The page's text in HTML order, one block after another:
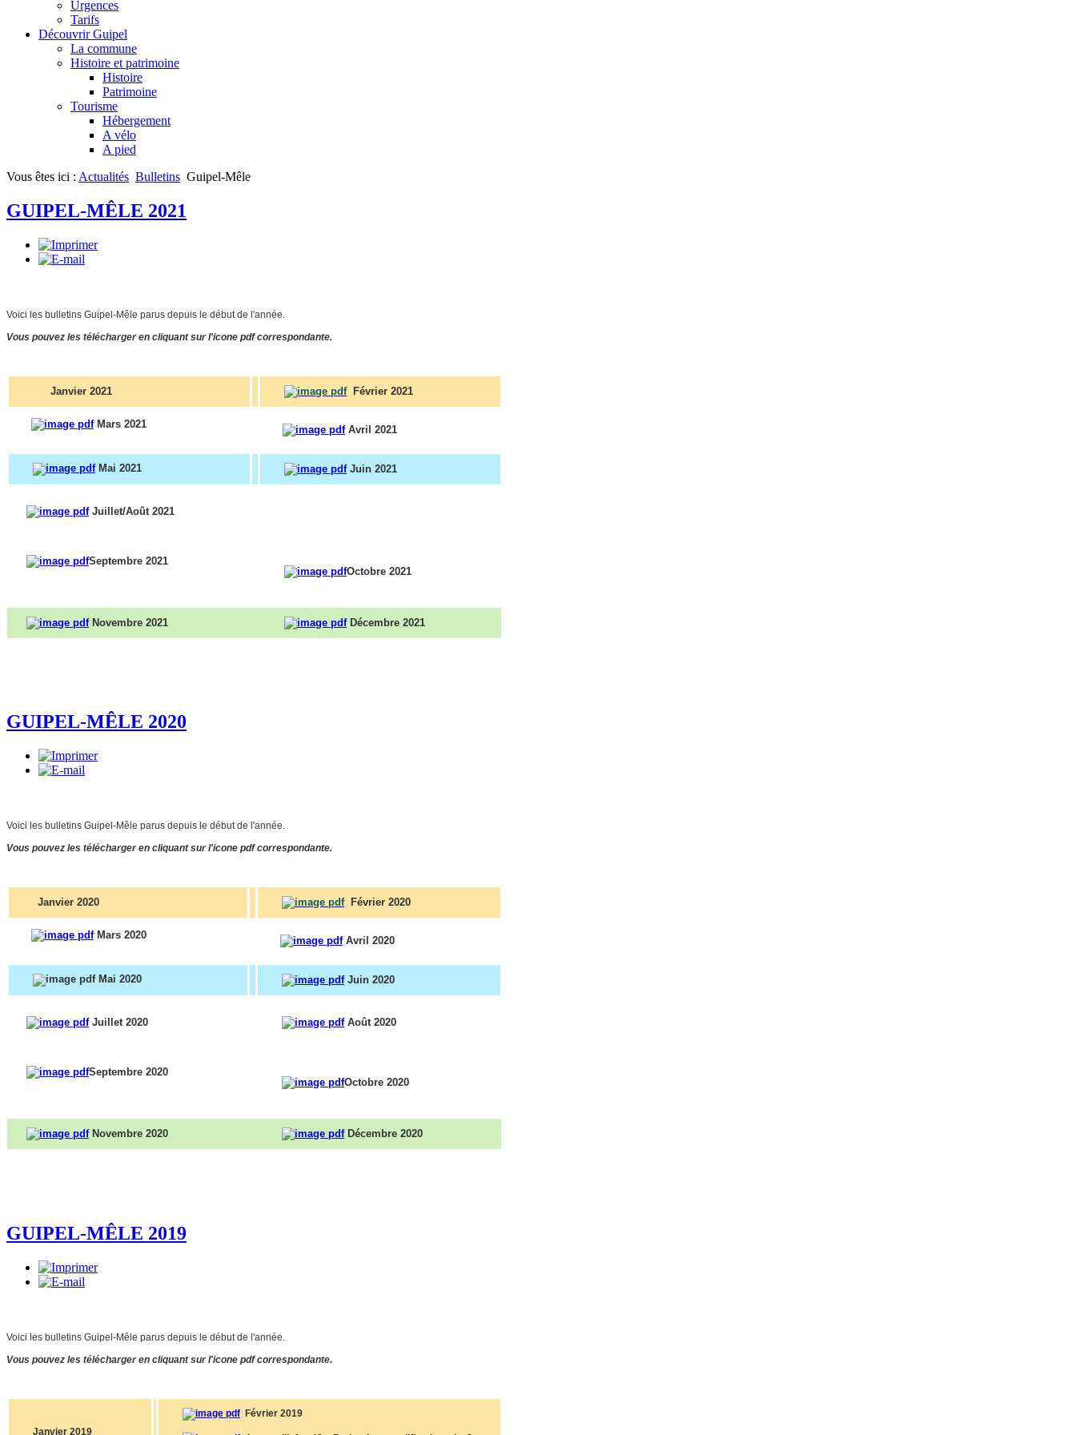
Urgences
Tarifs
Découvrir Guipel
La commune
Histoire et patrimoine
Histoire
Patrimoine
Tourisme
Hébergement
A vélo
A pied
Vous êtes ici : Actualités Bulletins Guipel-Mêle
GUIPEL-MÊLE 2021
Voici les bulletins Guipel-Mêle parus depuis le début de l'année.
Vous pouvez les télécharger en cliquant sur l'icone pdf correspondante.
Janvier 2021 Février 2021
Mars 2021 Avril 2021
Mai 2021 Juin 2021
Juillet/Août 2021
Septembre 2021
Octobre 2021
Novembre 2021 Décembre 2021
GUIPEL-MÊLE 2020
Voici les bulletins Guipel-Mêle parus depuis le début de l'année.
Vous pouvez les télécharger en cliquant sur l'icone pdf correspondante.
Janvier 2020 Février 2020
Mars 2020 Avril 2020
Mai 2020 Juin 2020
Juillet 2020 Août 2020
Septembre 2020
Octobre 2020
Novembre 2020 Décembre 2020
GUIPEL-MÊLE 2019
Voici les bulletins Guipel-Mêle parus depuis le début de l'année.
Vous pouvez les télécharger en cliquant sur l'icone pdf correspondante.
Janvier 2019
Février 2019